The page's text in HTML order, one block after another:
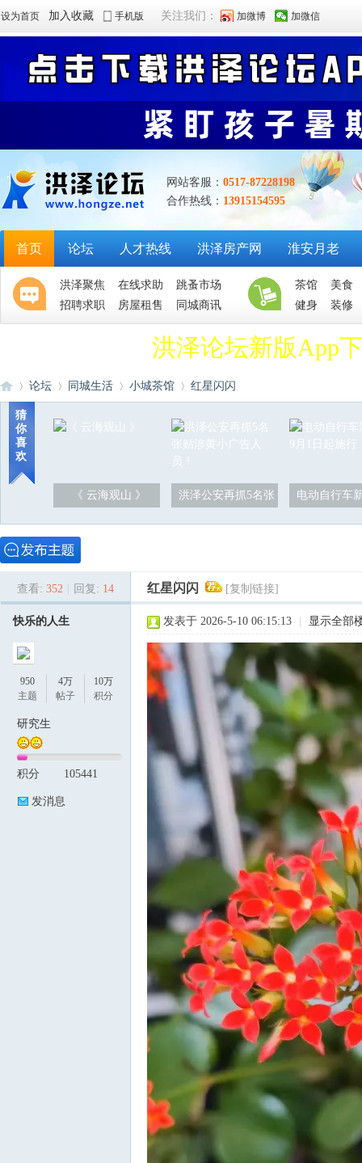
设为首页 加入收藏 手机版 关注我们： 加微博 加微信
网站客服： 0517-87228198
合作热线： 13915154595
首页 论坛 人才热线 洪泽房产网 淮安月老
洪泽聚焦 在线求助
跳蚤市场
招聘求职
房屋租售 同城商讯
茶馆
美食
健身
装修
洪泽论坛新版App
»
论坛 同城生活 小城茶馆 红星闪闪
猜
你
喜
欢
《 云海观山 》 洪泽公安再抓5名张 电动自行车
查看: 352 回复: 14 红星闪闪 [复制链接]
快乐的人生
950
主题
4万
帖子
10万
积分
研究生
积分 105441
发消息
发表于 2026-5-10 06:15:13 显示全部